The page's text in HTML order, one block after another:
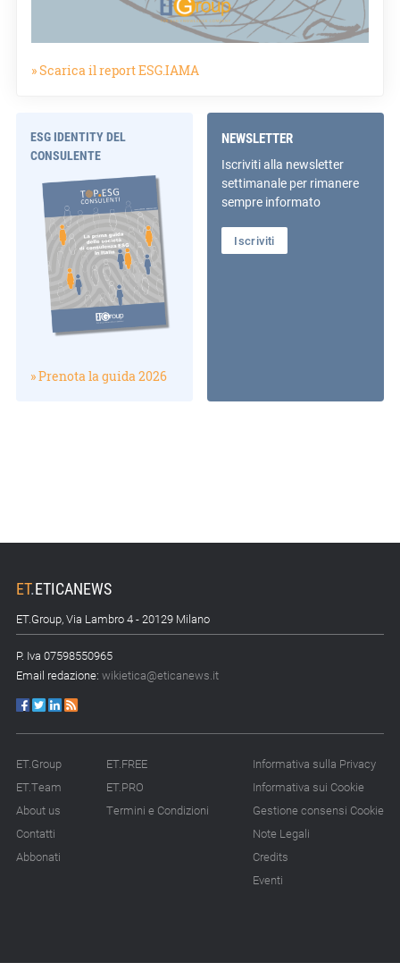
» Scarica il report ESG.IAMA
ESG IDENTITY DEL
CONSULENTE
» Prenota la guida 2026
NEWSLETTER
Iscriviti alla newsletter
settimanale per rimanere
sempre informato
Iscriviti
ET.ETICANEWS
ET.Group, Via Lambro 4 - 20129 Milano
P. Iva 07598550965
Email redazione: wikietica@eticanews.it
ET.Group
ET.Team
About us
Contatti
Abbonati
ET.FREE
ET.PRO
Termini e Condizioni
Informativa sulla Privacy
Informativa sui Cookie
Gestione consensi Cookie
Note Legali
Credits
Eventi